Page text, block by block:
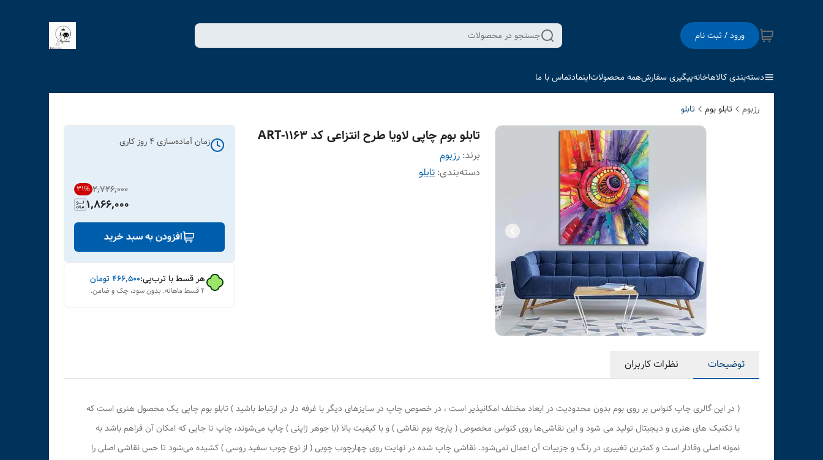
ورود / ثبت نام جستجو در محصولات
دسته‌بندی کالاهاخانهپیگیری سفارشهمه محصولاتاینمادتماس با ما
رزبوم تابلو بوم تابلو
تابلو بوم چاپی لاویا طرح انتزاعی کد ART-1163
برند: رزبوم
دسته‌بندی:تابلو
زمان آماده‌سازی 4 روز کاری
۲٬۷۲۶٬۰۰۰ 31%
1,866,000
افزودن به سبد خرید
هر قسط با ترب‌پی:۴۶۶٬۵۰۰ تومان
۴ قسط ماهانه. بدون سود، چک و ضامن.
توضیحات نظرات کاربران
( در این گالری چاپ کنواس بر روی بوم بدون محدودیت در ابعاد مختلف امکانپذیر است ، در خصوص چاپ در سایزهای دیگر با غرفه دار در ارتباط باشید ) تابلو بوم چاپی یک محصول هنری است که
با تکنیک های هنری و دیجیتال تولید می شود و این نقاشی‌ها روی کنواس مخصوص ( پارچه بوم نقاشی ) و با کیفیت بالا (با جوهر ژاپنی ) چاپ می‌شوند، چاپ تا جایی که امکان آن فراهم باشد به
نمونه اصلی وفادار است و کمترین تغییری در رنگ و جزییات آن اعمال نمی‌شود. نقاشی چاپ شده در نهایت روی چهارچوب چوبی ( از نوع چوب سفید روسی ) کشیده می‌شود تا حس نقاشی اصلی را